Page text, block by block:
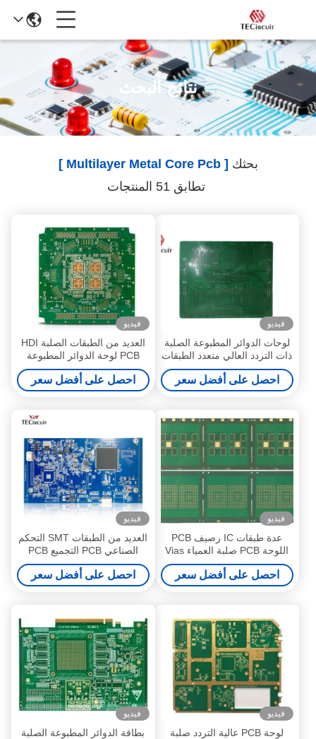
نتائج البحث
بحثك [ Multilayer Metal Core Pcb ]
تطابق 51 المنتجات
فيديو
لوحات الدوائر المطبوعة الصلبة
ذات التردد العالي متعدد الطبقات
لآلات الدقة
احصل على أفضل سعر
فيديو
العديد من الطبقات الصلبة HDI
PCB لوحة الدوائر المطبوعة
الكمبيوتر اللوحي الكمبيوتر
الإلكتروني التصنيع
احصل على أفضل سعر
فيديو
عدة طبقات IC رصيف PCB
اللوحة PCB صلبة العمياء Vias
الذهب الناعم
احصل على أفضل سعر
فيديو
العديد من الطبقات SMT التحكم
الصناعي PCB التجميع PCB
تصنيع لوحات PCB
احصل على أفضل سعر
فيديو
لوحة PCB عالية التردد صلبة
فيديو
بطاقة الدوائر المطبوعة الصلبة